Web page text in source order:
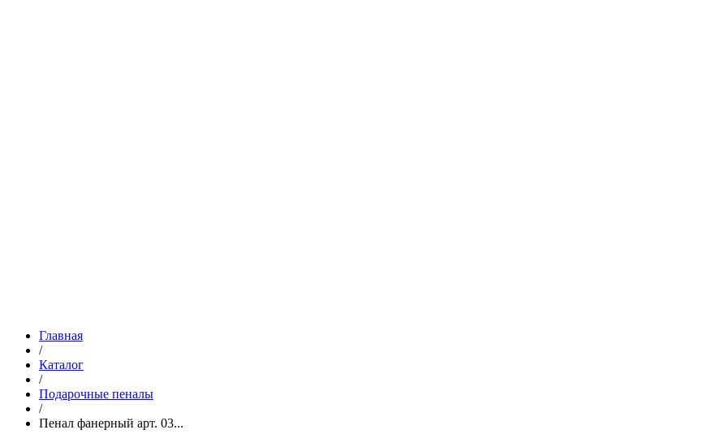
Главная
/
Каталог
/
Подарочные пеналы
/
Пенал фанерный арт. 03...